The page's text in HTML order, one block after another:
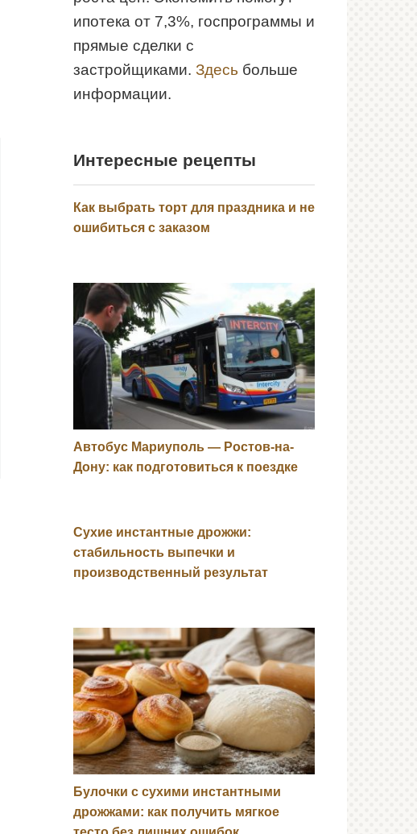
ипотека от 7,3%, госпрограммы и
прямые сделки с
застройщиками. Здесь больше
информации.
Интересные рецепты
Как выбрать торт для праздника и не
ошибиться с заказом
Автобус Мариуполь — Ростов-на-
Дону: как подготовиться к поездке
Сухие инстантные дрожжи:
стабильность выпечки и
производственный результат
Булочки с сухими инстантными
дрожжами: как получить мягкое